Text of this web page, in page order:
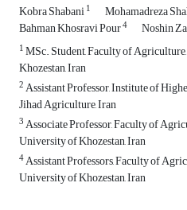
Kobra Shabani1 Mohamadreza
Bahman Khosravi Pour4 Noshin
1MSc. Student, Faculty of
Khozestan, Iran
2Assistant Professor, Institute of
Jihad Agriculture, Iran
3Associate Professor, Faculty of
University of Khozestan, Iran
4Assistant Professors, Faculty of
University of Khozestan, Iran